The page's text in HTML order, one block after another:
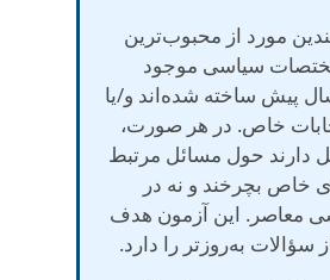
مورد از محبوب‌ترین
سیاسی موجود
از ۱۰ سال پیش ساخته شده‌اند و/یا
خاص. در هر صورت،
دارند حول مسائل مرتبط
خاص بچرخند و نه در
معاصر. این آزمون هدف
سؤالات به‌روزتر را دارد.